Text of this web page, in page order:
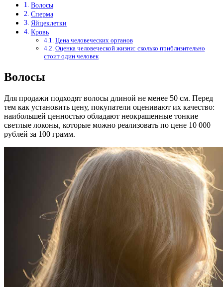
Волосы
Сперма
Яйцеклетки
Кровь
Цена человеческих органов
Оценка человеческой жизни: сколько приблизительно
стоит один человек
Волосы
Для продажи подходят волосы длиной не менее 50 см. Перед
тем как установить цену, покупатели оценивают их качество:
наибольшей ценностью обладают неокрашенные тонкие
светлые локоны, которые можно реализовать по цене 10 000
рублей за 100 грамм.